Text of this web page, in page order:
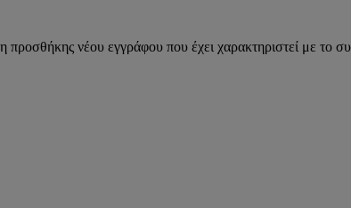
νέου εγγράφου που έχει χαρακτηριστεί με το